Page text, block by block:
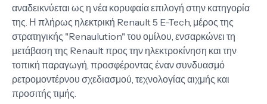
αναδεικνύεται ως η νέα κορυφαία επιλογή στην κατηγορία
της. Η πλήρως ηλεκτρική Renault 5 E-Tech, μέρος της
στρατηγικής "Renaulution" του ομίλου, ενσαρκώνει τη
μετάβαση της Renault προς την ηλεκτροκίνηση και την
τοπική παραγωγή, προσφέροντας έναν συνδυασμό
ρετρομοντέρνου σχεδιασμού, τεχνολογίας αιχμής και
προσιτής τιμής.